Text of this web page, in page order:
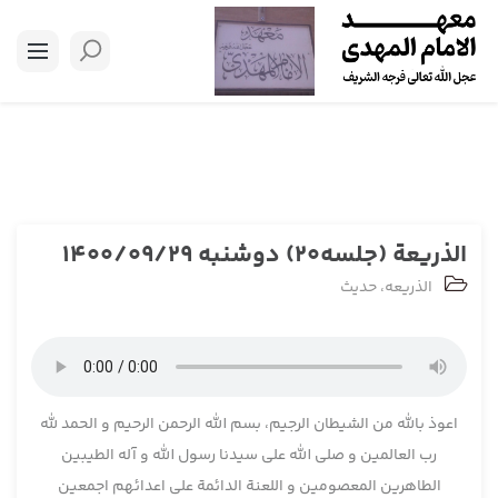
الذریعة (جلسه20) دوشنبه 1400/09/29
الذریعه،حدیث
اعوذ بالله من الشیطان الرجیم، بسم الله الرحمن الرحیم و الحمد لله
رب العالمین و صلی الله علی سیدنا رسول الله و آله الطیبین
الطاهرین المعصومین و اللعنة الدائمة علی اعدائهم اجمعین